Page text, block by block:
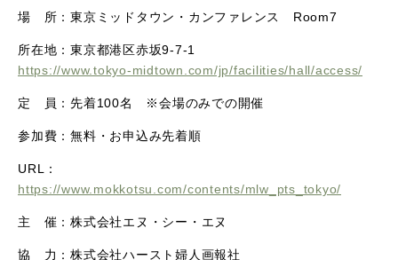
場 所：東京ミッドタウン・カンファレンス Room7
所在地：東京都港区赤坂9-7-1
https://www.tokyo-midtown.com/jp/facilities/hall/access/
定 員：先着100名 ※会場のみでの開催
参加費：無料・お申込み先着順
URL：
https://www.mokkotsu.com/contents/mlw_pts_tokyo/
主 催：株式会社エヌ・シー・エヌ
協 力：株式会社ハースト婦人画報社